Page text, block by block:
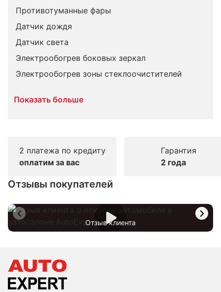
Противотуманные фары
Датчик дождя
Датчик света
Электрообогрев боковых зеркал
Электрообогрев зоны стеклоочистителей
Показать больше
2 платежа по кредиту
оплатим за вас
Гарантия
2 года
Отзывы покупателей
Отзыв клиента